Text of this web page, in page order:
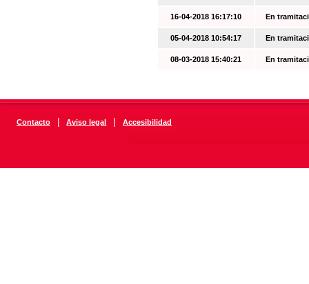
16-04-2018 16:17:10 En
05-04-2018 10:54:17 En
08-03-2018 15:40:21 En
Contacto | Aviso legal | Accesibilidad